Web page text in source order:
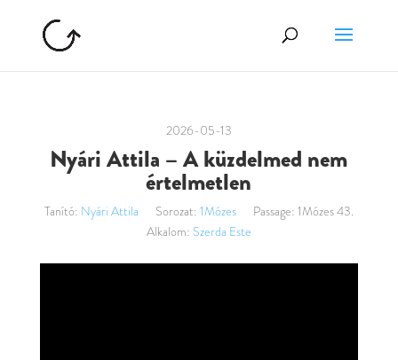
2026-05-13
Nyári Attila – A küzdelmed nem
értelmetlen
Tanító: Nyári Attila Sorozat: 1Mózes Passage: 1Mózes 43.
Alkalom: Szerda Este